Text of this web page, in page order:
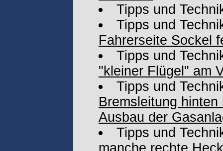
Tipps und
Tipps und
Fahrerseite Sockel
Tipps und
"kleiner Flügel" am
Tipps und
Bremsleitung
Ausbau der
Tipps und
manche rechte